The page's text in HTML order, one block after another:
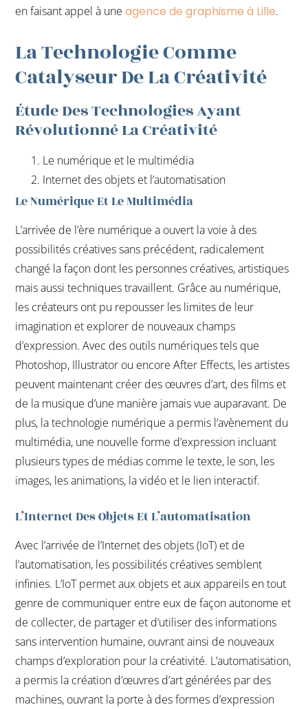
en faisant appel à uneagence de graphisme à Lille.
La Technologie Comme
Catalyseur De La Créativité
Étude Des Technologies Ayant
Révolutionné La Créativité
Le numérique et le multimédia
Internet des objets et l’automatisation
Le Numérique Et Le Multimédia
L’arrivée de l’ère numérique a ouvert la voie à des
possibilités créatives sans précédent, radicalement
changé la façon dont les personnes créatives, artistiques
mais aussi techniques travaillent. Grâce au numérique,
les créateurs ont pu repousser les limites de leur
imagination et explorer de nouveaux champs
d’expression. Avec des outils numériques tels que
Photoshop, Illustrator ou encore After Effects, les artistes
peuvent maintenant créer des œuvres d’art, des films et
de la musique d’une manière jamais vue auparavant. De
plus, la technologie numérique a permis l’avènement du
multimédia, une nouvelle forme d’expression incluant
plusieurs types de médias comme le texte, le son, les
images, les animations, la vidéo et le lien interactif.
L’Internet Des Objets Et L’automatisation
Avec l’arrivée de l’Internet des objets (IoT) et de
l’automatisation, les possibilités créatives semblent
infinies. L’IoT permet aux objets et aux appareils en tout
genre de communiquer entre eux de façon autonome et
de collecter, de partager et d’utiliser des informations
sans intervention humaine, ouvrant ainsi de nouveaux
champs d’exploration pour la créativité. L’automatisation,
a permis la création d’œuvres d’art générées par des
machines, ouvrant la porte à des formes d’expression